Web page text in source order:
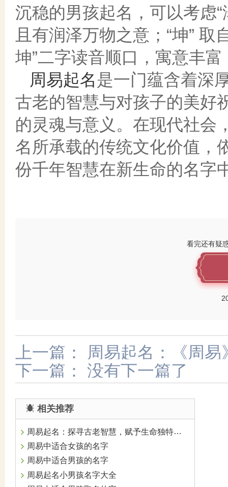
沉稳的男孩起名，可以考虑
且有润泽万物之意；“坤”
坤”二字读音顺口，寓意丰
周易起名是一门蕴含着深
古老的智慧与对孩子的美好
的灵魂与意义。在现代社会
名所承载的传统文化价值，
份千年智慧在新生命的名字
看完还有疑
上一篇：
周易起名：《周
下一篇：
没有下一篇了
相关推荐
周易起名：探寻古老智慧，赋予生命独特意蕴
周易中适合女孩的名字
周易中适合男孩的名字
周易起名小男孩名字大全